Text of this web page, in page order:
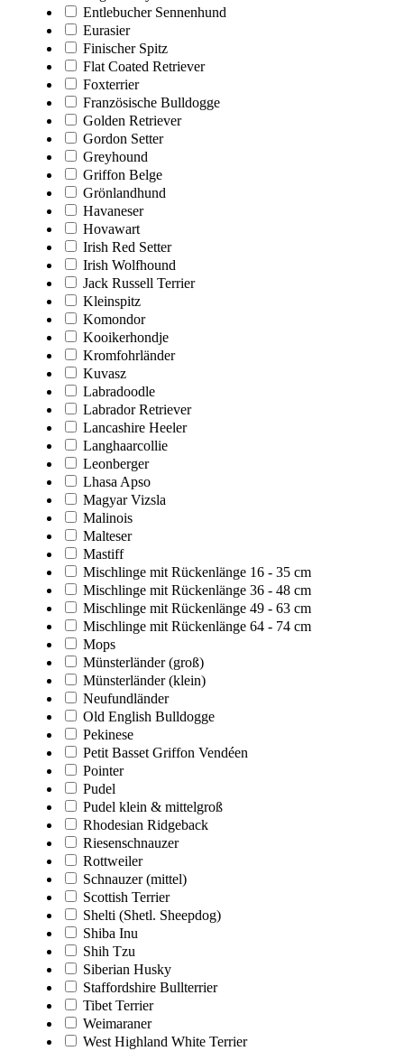
Entlebucher Sennenhund
Eurasier
Finischer Spitz
Flat Coated Retriever
Foxterrier
Französische Bulldogge
Golden Retriever
Gordon Setter
Greyhound
Griffon Belge
Grönlandhund
Havaneser
Hovawart
Irish Red Setter
Irish Wolfhound
Jack Russell Terrier
Kleinspitz
Komondor
Kooikerhondje
Kromfohrländer
Kuvasz
Labradoodle
Labrador Retriever
Lancashire Heeler
Langhaarcollie
Leonberger
Lhasa Apso
Magyar Vizsla
Malinois
Malteser
Mastiff
Mischlinge mit Rückenlänge 16 - 35 cm
Mischlinge mit Rückenlänge 36 - 48 cm
Mischlinge mit Rückenlänge 49 - 63 cm
Mischlinge mit Rückenlänge 64 - 74 cm
Mops
Münsterländer (groß)
Münsterländer (klein)
Neufundländer
Old English Bulldogge
Pekinese
Petit Basset Griffon Vendéen
Pointer
Pudel
Pudel klein & mittelgroß
Rhodesian Ridgeback
Riesenschnauzer
Rottweiler
Schnauzer (mittel)
Scottish Terrier
Shelti (Shetl. Sheepdog)
Shiba Inu
Shih Tzu
Siberian Husky
Staffordshire Bullterrier
Tibet Terrier
Weimaraner
West Highland White Terrier